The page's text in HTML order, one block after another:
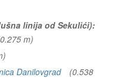
linija od Sekulići):
m)
Danilovgrad
(0.538